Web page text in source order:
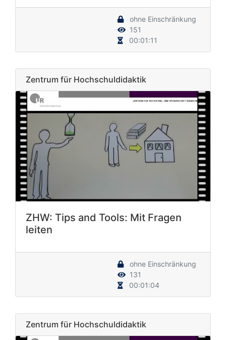
ohne Einschränkung
151
00:01:11
Zentrum für Hochschuldidaktik
ZHW: Tips and Tools: Mit Fragen
leiten
ohne Einschränkung
131
00:01:04
Zentrum für Hochschuldidaktik